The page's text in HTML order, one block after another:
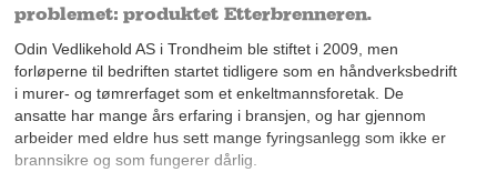
problemet: produktet Etterbrenneren.
Odin Vedlikehold AS i Trondheim ble stiftet i 2009, men
forløperne til bedriften startet tidligere som en håndverksbedrift
i murer- og tømrerfaget som et enkeltmannsforetak. De
ansatte har mange års erfaring i bransjen, og har gjennom
arbeider med eldre hus sett mange fyringsanlegg som ikke er
brannsikre og som fungerer dårlig.